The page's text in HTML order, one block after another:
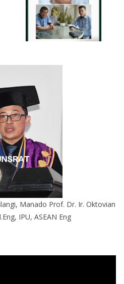
Manado Prof. Dr. Ir. Oktovian
IPU, ASEAN Eng